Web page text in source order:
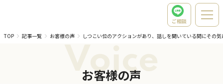
ご相談
TOP
記事一覧 お客様の声 しつこい位のアクションがあり、話しを聞いている間にその
Voice
お客様の声